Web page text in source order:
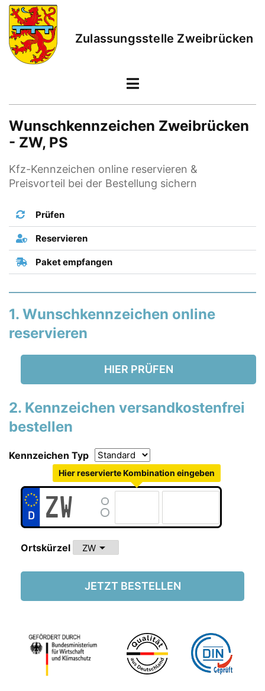
Zulassungsstelle Zweibrücken
Wunschkennzeichen Zweibrücken
- ZW, PS
Kfz-Kennzeichen online reservieren &
Preisvorteil bei der Bestellung sichern
Prüfen
Reservieren
Paket empfangen
1. Wunschkennzeichen online
reservieren
HIER PRÜFEN
2. Kennzeichen versandkostenfrei
bestellen
Kennzeichen Typ
Hier reservierte Kombination eingeben
Ortskürzel arrow_drop_down
JETZT BESTELLEN